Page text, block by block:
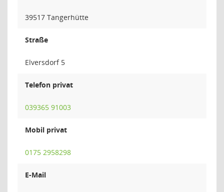
39517 Tangerhütte
Straße
Elversdorf 5
Telefon privat
039365 91003
Mobil privat
0175 2958298
E-Mail